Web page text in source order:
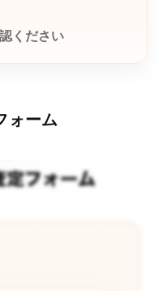
ください
ォーム